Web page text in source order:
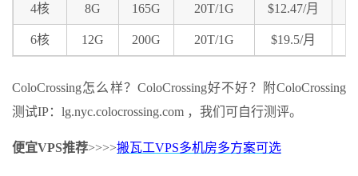
4核 8G 165G 20T/1G $12.47/月
6核 12G 200G 20T/1G $19.5/月
ColoCrossing怎么样？ColoCrossing好不好？附ColoCrossing
测试IP：lg.nyc.colocrossing.com ，我们可自行测评。
便宜VPS推荐>>>>搬瓦工VPS多机房多方案可选